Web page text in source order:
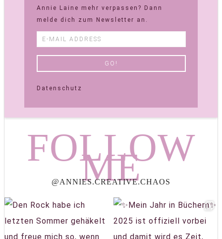
Annie Laine mehr verpassen? Dann
melde dich zum Newsletter an.
Datenschutz
FOLLOW
ME
@ANNIES.CREATIVE.CHAOS